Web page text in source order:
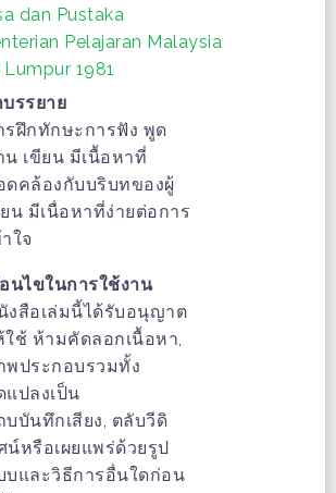
dan Pustaka
Pelajaran Malaysia
Lumpur 1981
รรยาย
รฝึกทักษะการฟัง พูด
น เขียน มีเนื้อหาที่
ดคล้องกับบริบทของผู้
ยน มีเนื่อหาที่ง่ายต่อการ
ใจ
อนไขในการใช้งาน
งสือเล่มนี้ได้รับอนุญาต
ใช้ ห้ามคัดลอกเนื้อหา,
พประกอบรวมทั้ง
แปลงเป็น
บบันทึกเสียง, ตลับวีดิ
น์หรือเผยแพร่ด้วยรูป
บและวิธีการอื่นใดก่อน